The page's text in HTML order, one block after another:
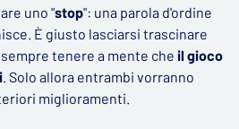
uno "stop": una parola d'ordine
È giusto lasciarsi trascinare
tenere a mente che il gioco
. Solo allora entrambi vorranno
miglioramenti.